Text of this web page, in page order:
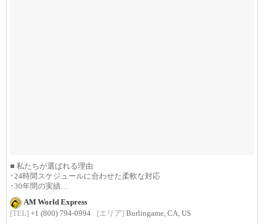
■ 私たちが選ばれる理由
･24時間スケジュールに合わせた柔軟な対応
･30年間の実績
･1992年創...
AM World Express
[TEL] +1 (800) 794-0994 [エリア] Burlingame, CA, US